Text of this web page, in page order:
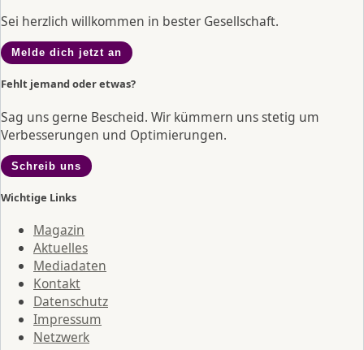
Sei herzlich willkommen in bester Gesellschaft.
Melde dich jetzt an
Fehlt jemand oder etwas?
Sag uns gerne Bescheid. Wir kümmern uns stetig um
Verbesserungen und Optimierungen.
Schreib uns
Wichtige Links
Magazin
Aktuelles
Mediadaten
Kontakt
Datenschutz
Impressum
Netzwerk